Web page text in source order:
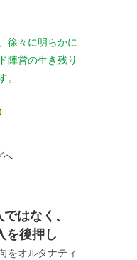
徐々に明らかに
陣営の生き残り
。
はなく、
を後押し
をオルタナティ